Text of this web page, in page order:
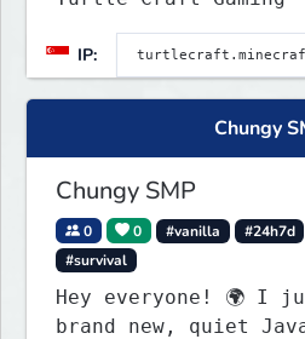
IP:
Chungy
Chungy SMP
0 0 #vanilla #24h7d
#survival
Hey everyone! 🌍 I just launched a
brand new, quiet